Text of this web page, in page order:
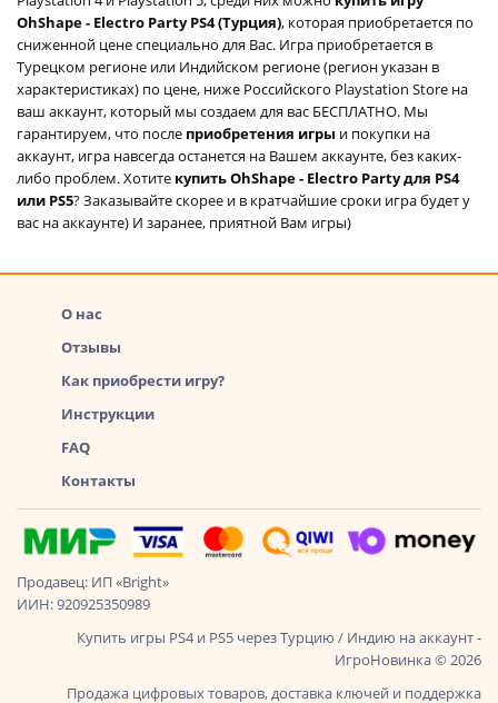
OhShape - Electro Party PS4 (Турция), которая приобретается по
сниженной цене специально для Вас. Игра приобретается в
Турецком регионе или Индийском регионе (регион указан в
характеристиках) по цене, ниже Российского Playstation Store на
ваш аккаунт, который мы создаем для вас БЕСПЛАТНО. Мы
гарантируем, что после приобретения игры и покупки на
аккаунт, игра навсегда останется на Вашем аккаунте, без каких-
либо проблем. Хотите купить OhShape - Electro Party для PS4
или PS5? Заказывайте скорее и в кратчайшие сроки игра будет у
вас на аккаунте) И заранее, приятной Вам игры)
О нас
Отзывы
Как приобрести игру?
Инструкции
FAQ
Контакты
Продавец: ИП «Bright»
ИИН: 920925350989
Купить игры PS4 и PS5 через Турцию / Индию на аккаунт -
ИгроНовинка © 2026
Продажа цифровых товаров, доставка ключей и поддержка